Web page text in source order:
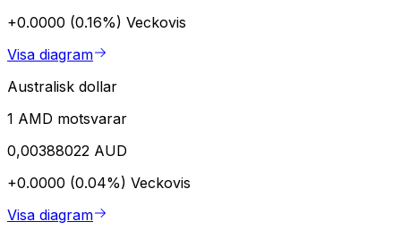
+0.0000 (0.16%) Veckovis
Visa diagram
Australisk dollar
1 AMD motsvarar
0,00388022 AUD
+0.0000 (0.04%) Veckovis
Visa diagram